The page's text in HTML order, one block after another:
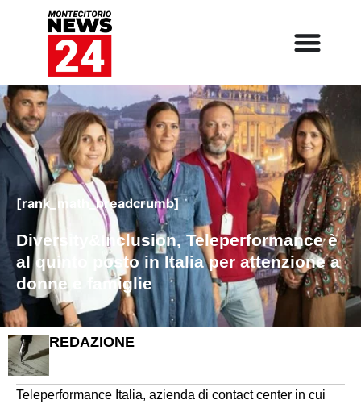
[rank_math_breadcrumb]
Diversity&Inclusion, Teleperformance è
al quinto posto in Italia per attenzione a
donne e famiglie
REDAZIONE
Teleperformance Italia, azienda di contact center in cui